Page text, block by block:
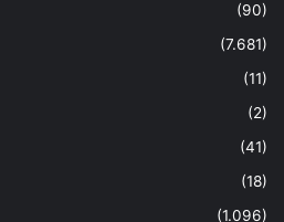
(90)
(7.681)
(11)
(2)
(41)
(18)
(1.096)